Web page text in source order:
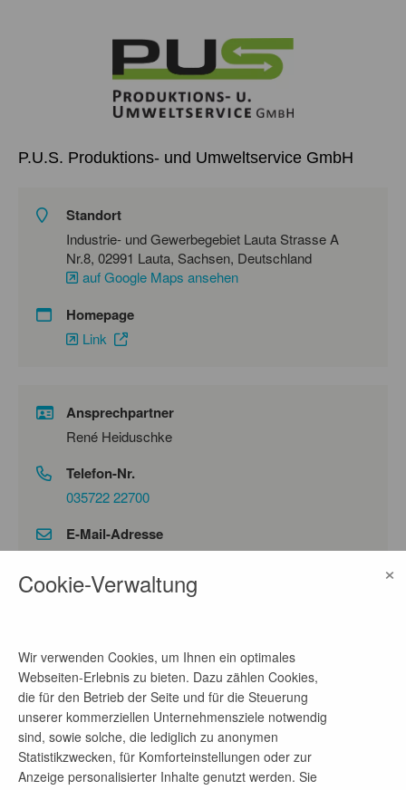
P.U.S. Produktions- und Umweltservice GmbH
Standort
Industrie- und Gewerbegebiet Lauta Strasse A
Nr.8, 02991 Lauta, Sachsen, Deutschland
auf Google Maps ansehen
Homepage
Link
Ansprechpartner
René Heiduschke
Telefon-Nr.
035722 22700
E-Mail-Adresse
Die P.U.S. Produktions- und Umweltservice GmbH
befasst sich mit der Herstellung von Produkten für
die Gas- und Wasseraufbereitung. Als Rohstoff
werden dazu zum überwiegenden Teil
eisenhydroxidhaltige Schlämme eingesetzt, die in
unterschiedlichen Wasseraufbereitungsprozessen
Cookie-Verwaltung ×
Wir verwenden Cookies, um Ihnen ein optimales
Webseiten-Erlebnis zu bieten. Dazu zählen Cookies,
die für den Betrieb der Seite und für die Steuerung
unserer kommerziellen Unternehmensziele notwendig
sind, sowie solche, die lediglich zu anonymen
Statistikzwecken, für Komforteinstellungen oder zur
Anzeige personalisierter Inhalte genutzt werden. Sie